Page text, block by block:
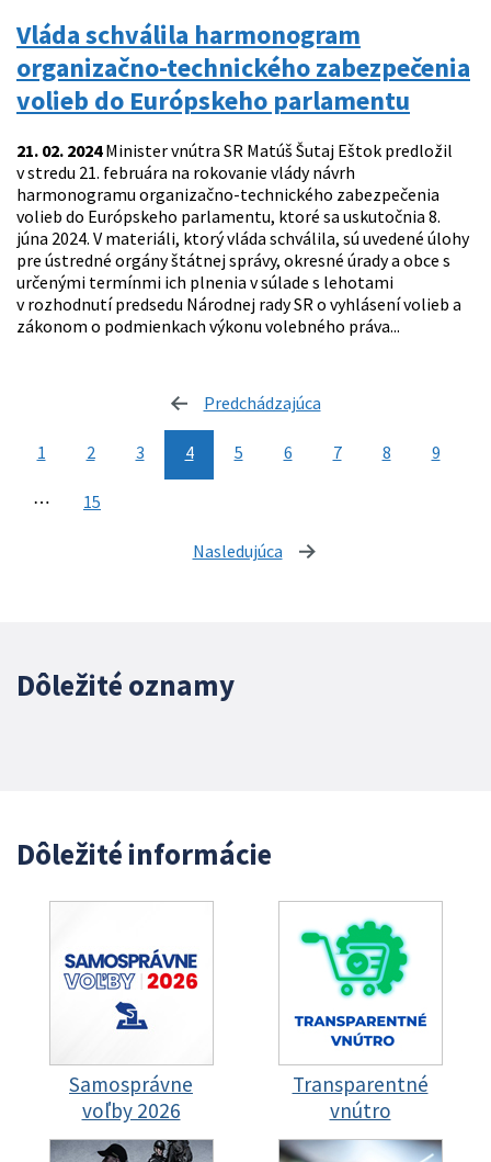
Vláda schválila harmonogram
organizačno-technického zabezpečenia
volieb do Európskeho parlamentu
21. 02. 2024Minister vnútra SR Matúš Šutaj Eštok predložil
v stredu 21. februára na rokovanie vlády návrh
harmonogramu organizačno-technického zabezpečenia
volieb do Európskeho parlamentu, ktoré sa uskutočnia 8.
júna 2024. V materiáli, ktorý vláda schválila, sú uvedené úlohy
pre ústredné orgány štátnej správy, okresné úrady a obce s
určenými termínmi ich plnenia v súlade s lehotami
v rozhodnutí predsedu Národnej rady SR o vyhlásení volieb a
zákonom o podmienkach výkonu volebného práva...
Predchádzajúca
1 2 3 4 5 6 7 8 9
⋯ 15
Nasledujúca stránka
Dôležité oznamy
Dôležité informácie
Samosprávne
voľby 2026
Transparentné
vnútro